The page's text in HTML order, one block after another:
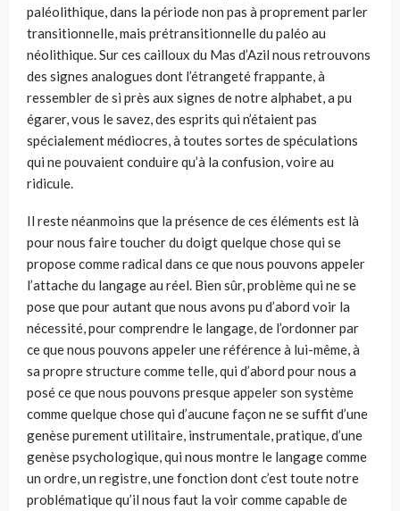
paléolithique, dans la période non pas à proprement parler
transitionnelle, mais prétransitionnelle du paléo au
néolithique. Sur ces cailloux du Mas d’Azil nous retrouvons
des signes analogues dont l’étrangeté frappante, à
ressembler de si près aux signes de notre alphabet, a pu
égarer, vous le savez, des esprits qui n’étaient pas
spécialement médiocres, à toutes sortes de spéculations
qui ne pouvaient conduire qu’à la confusion, voire au
ridicule.
Il reste néanmoins que la présence de ces éléments est là
pour nous faire toucher du doigt quelque chose qui se
propose comme radical dans ce que nous pouvons appeler
l’attache du langage au réel. Bien sûr, problème qui ne se
pose que pour autant que nous avons pu d’abord voir la
nécessité, pour comprendre le langage, de l’ordonner par
ce que nous pouvons appeler une référence à lui-même, à
sa propre structure comme telle, qui d’abord pour nous a
posé ce que nous pouvons presque appeler son système
comme quelque chose qui d’aucune façon ne se suffit d’une
genèse purement utilitaire, instrumentale, pratique, d’une
genèse psychologique, qui nous montre le langage comme
un ordre, un registre, une fonction dont c’est toute notre
problématique qu’il nous faut la voir comme capable de